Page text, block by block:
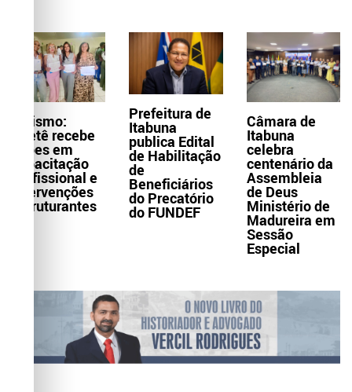
Turismo:
Itaetê recebe
ações em
capacitação
profissional e
intervenções
estruturantes
Prefeitura de
Itabuna
publica Edital
de Habilitação
de
Beneficiários
do Precatório
do FUNDEF
Câmara de
Itabuna
celebra
centenário da
Assembleia
de Deus
Ministério de
Madureira em
Sessão
Especial